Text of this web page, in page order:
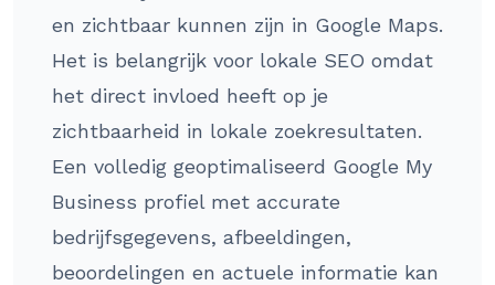
en zichtbaar kunnen zijn in Google Maps.
Het is belangrijk voor lokale SEO omdat
het direct invloed heeft op je
zichtbaarheid in lokale zoekresultaten.
Een volledig geoptimaliseerd Google My
Business profiel met accurate
bedrijfsgegevens, afbeeldingen,
beoordelingen en actuele informatie kan